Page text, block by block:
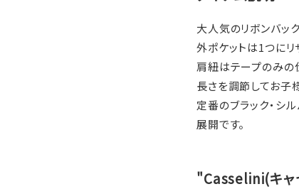
大人気のリボンバッ
外ポケットは1つにリ
肩紐はテープのみの
⾧さを調節してお子
定番のブラック・シ
展開です。
"Casselini(キャ